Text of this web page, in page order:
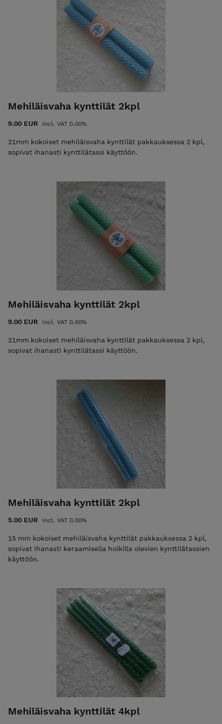
Mehiläisvaha kynttilät 2kpl
9.00 EUR Incl. VAT 0.00%
21mm kokoiset mehiläisvaha kynttilät pakkauksessa 2 kpl,
sopivat ihanasti kynttilätassi käyttöön.
Mehiläisvaha kynttilät 2kpl
9.00 EUR Incl. VAT 0.00%
21mm kokoiset mehiläisvaha kynttilät pakkauksessa 2 kpl,
sopivat ihanasti kynttilätassi käyttöön.
Mehiläisvaha kynttilät 2kpl
5.00 EUR Incl. VAT 0.00%
15 mm kokoiset mehiläisvaha kynttilät pakkauksessa 2 kpl,
sopivat ihanasti keraamisella holkilla olevien kynttilätassien
käyttöön.
Mehiläisvaha kynttilät 4kpl